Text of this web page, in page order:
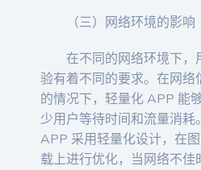
（三）网络环境的影响
在不同的网络环境下
验有着不同的要求。在网络
的情况下，轻量化 APP 能
少用户等待时间和流量消耗
APP 采用轻量化设计，在
载上进行优化，当网络不佳